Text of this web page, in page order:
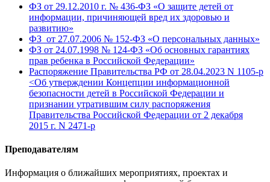
ФЗ от 29.12.2010 г. № 436-ФЗ «О защите детей от
информации, причиняющей вред их здоровью и
развитию»
ФЗ от 27.07.2006 № 152-ФЗ «О персональных данных»
ФЗ от 24.07.1998 № 124-ФЗ «Об основных гарантиях
прав ребенка в Российской Федерации»
Распоряжение Правительства РФ от 28.04.2023 N 1105-р
<Об утверждении Концепции информационной
безопасности детей в Российской Федерации и
признании утратившим силу распоряжения
Правительства Российской Федерации от 2 декабря
2015 г. N 2471-р
Преподавателям
Информация о ближайших мероприятиях, проектах и